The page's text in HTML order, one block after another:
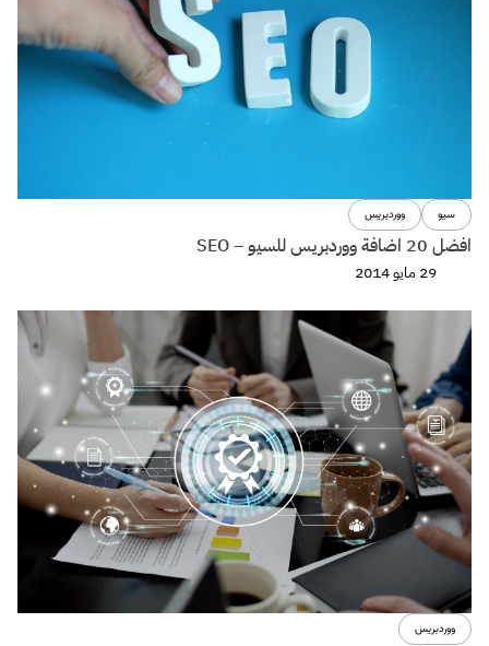
سيو ووردبريس
افضل 20 اضافة ووردبريس للسيو – SEO
29 مايو 2014
ووردبريس